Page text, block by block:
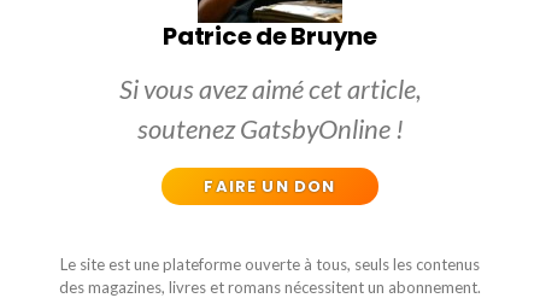
Patrice de Bruyne
Si vous avez aimé cet article,
soutenez GatsbyOnline !
FAIRE UN DON
Le site est une plateforme ouverte à tous, seuls les contenus
des magazines, livres et romans nécessitent un abonnement.